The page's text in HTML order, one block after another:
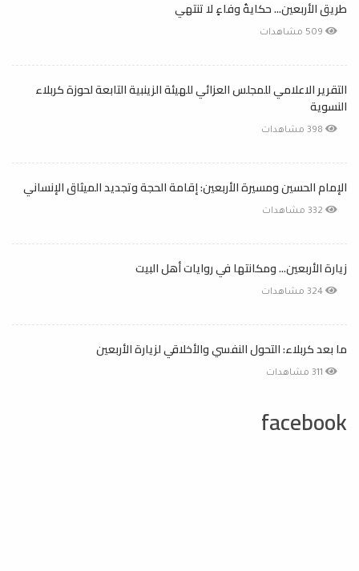
طريق الأربعين... حكايةُ وفاءٍ لا تنتهي
التقرير الاعلامي للمجلس العزائي للهيئة الزينبية التابعة لحوزة كربلاء
النسوية
الإمام الحسين ومسيرة الأربعين: إقامة الحجة وتجديد الميثاق الإنساني
زيارة الأربعين... ومكانتها في روايات أهل البيت
ما بعد كربلاء: التحول النفسي والأخلاقي لزيارة الأربعين
facebook